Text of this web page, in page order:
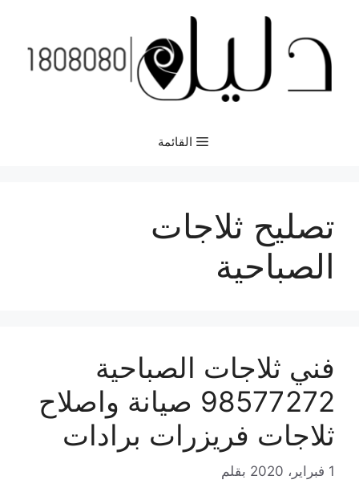
المحتوى
القائمة
تصليح ثلاجات
الصباحية
فني ثلاجات الصباحية
98577272 صيانة واصلاح
ثلاجات فريزرات برادات
1 فبراير، 2020 بقلم